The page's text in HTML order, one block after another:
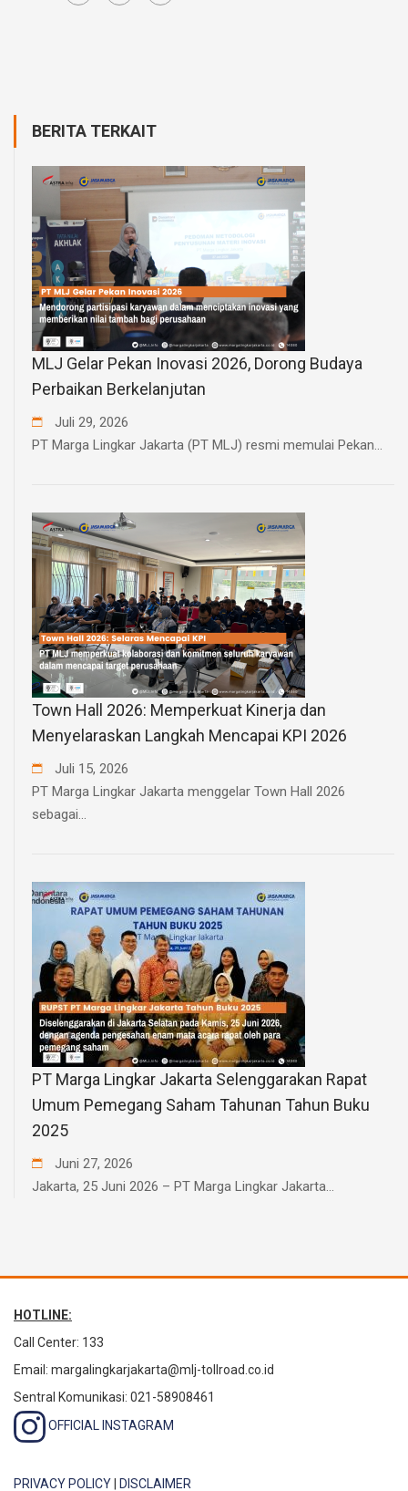
BERITA TERKAIT
MLJ Gelar Pekan Inovasi 2026, Dorong Budaya
Perbaikan Berkelanjutan
Juli 29, 2026
PT Marga Lingkar Jakarta (PT MLJ) resmi memulai Pekan...
Town Hall 2026: Memperkuat Kinerja dan
Menyelaraskan Langkah Mencapai KPI 2026
Juli 15, 2026
PT Marga Lingkar Jakarta menggelar Town Hall 2026
sebagai...
PT Marga Lingkar Jakarta Selenggarakan Rapat
Umum Pemegang Saham Tahunan Tahun Buku
2025
Juni 27, 2026
Jakarta, 25 Juni 2026 – PT Marga Lingkar Jakarta...
HOTLINE:
Call Center: 133
Email: margalingkarjakarta@mlj-tollroad.co.id
Sentral Komunikasi: 021-58908461
OFFICIAL INSTAGRAM
PRIVACY POLICY| DISCLAIMER